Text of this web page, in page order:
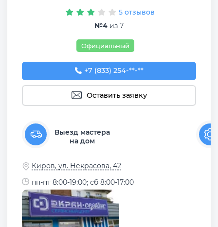
5 отзывов
№4 из 7
Официальный
+7 (833) 254-21-01
+7 (833) 254-**-**
Оставить заявку
Выезд мастера
на дом
Киров, ул. Некрасова, 42
пн-пт 8:00-19:00; сб 8:00-17:00